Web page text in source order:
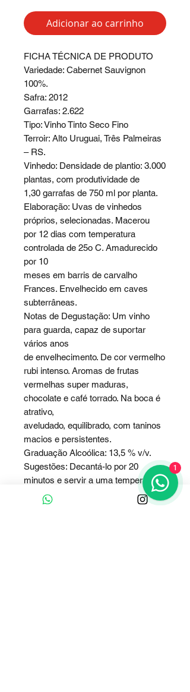
Adicionar ao carrinho
FICHA TÉCNICA DE PRODUTO
Variedade: Cabernet Sauvignon
100%.
Safra: 2012
Garrafas: 2.622
Tipo: Vinho Tinto Seco Fino
Terroir: Alto Uruguai, Três Palmeiras
– RS.
Vinhedo: Densidade de plantio: 3.000
plantas, com produtividade de
1,30 garrafas de 750 ml por planta.
Elaboração: Uvas de vinhedos
próprios, selecionadas. Macerou
por 12 dias com temperatura
controlada de 25o C. Amadurecido
por 10
meses em barris de carvalho
Frances. Envelhecido em caves
subterrâneas.
Notas de Degustação: Um vinho
para guarda, capaz de suportar
vários anos
de envelhecimento. De cor vermelho
rubi intenso. Aromas de frutas
vermelhas super maduras,
chocolate e café torrado. Na boca é
atrativo,
aveludado, equilibrado, com taninos
macios e persistentes.
Graduação Alcoólica: 13,5 % v/v.
Sugestões: Decantá-lo por 20
minutos e servir a uma temperatura
entre 16oC a
18oC.
1